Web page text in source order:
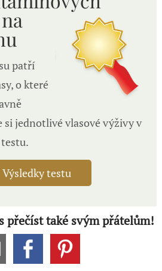
a
patří
o které
si jednotlivé vlasové výživy v
testu
přečíst také svým přátelům!